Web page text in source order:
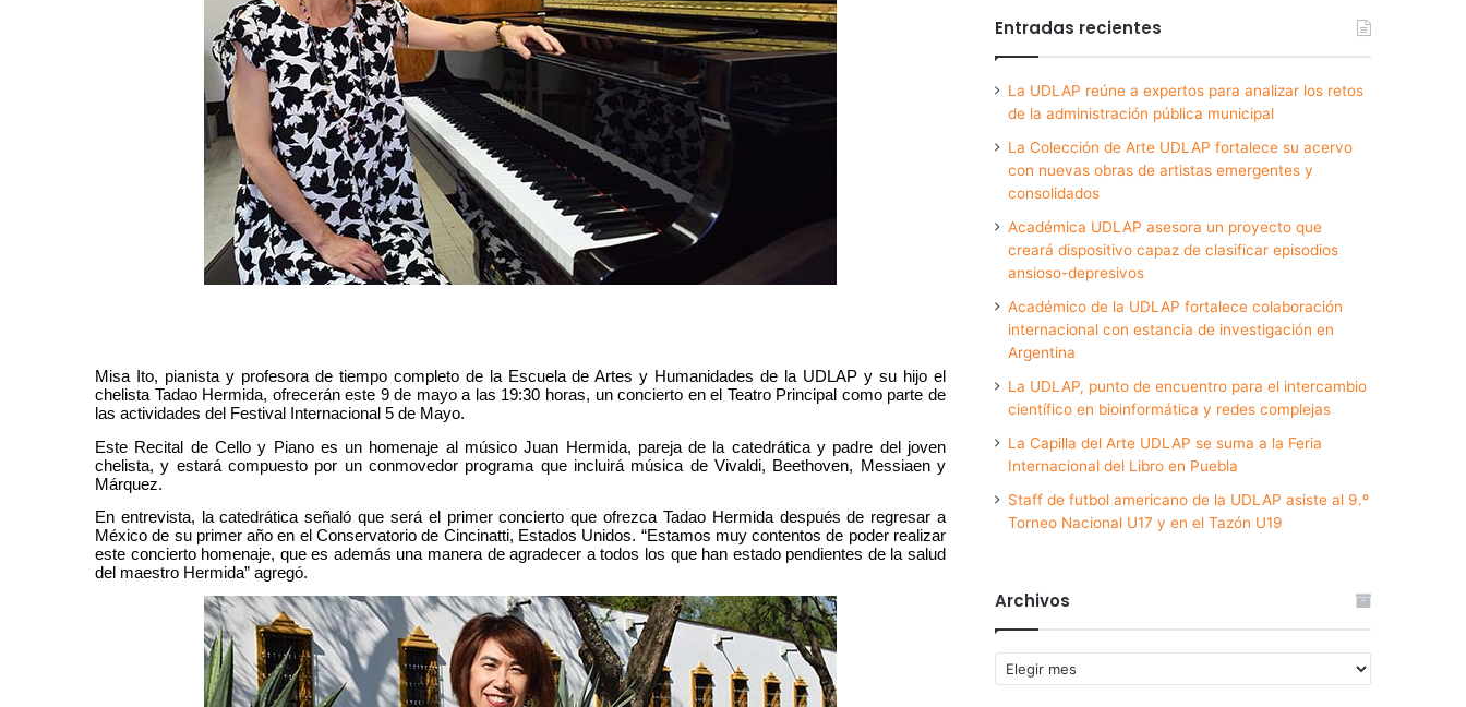
Misa Ito, pianista y profesora de tiempo completo de la Escuela de Artes y Humanidades de la UDLAP y su hijo el
chelista Tadao Hermida, ofrecerán este 9 de mayo a las 19:30 horas, un concierto en el Teatro Principal como parte de
las actividades del Festival Internacional 5 de Mayo.
Este Recital de Cello y Piano es un homenaje al músico Juan Hermida, pareja de la catedrática y padre del joven
chelista, y estará compuesto por un conmovedor programa que incluirá música de Vivaldi, Beethoven, Messiaen y
Márquez.
En entrevista, la catedrática señaló que será el primer concierto que ofrezca Tadao Hermida después de regresar a
México de su primer año en el Conservatorio de Cincinatti, Estados Unidos. “Estamos muy contentos de poder realizar
este concierto homenaje, que es además una manera de agradecer a todos los que han estado pendientes de la salud
del maestro Hermida” agregó.
Entradas recientes
La UDLAP reúne a expertos para analizar los retos
de la administración pública municipal
La Colección de Arte UDLAP fortalece su acervo
con nuevas obras de artistas emergentes y
consolidados
Académica UDLAP asesora un proyecto que
creará dispositivo capaz de clasificar episodios
ansioso-depresivos
Académico de la UDLAP fortalece colaboración
internacional con estancia de investigación en
Argentina
La UDLAP, punto de encuentro para el intercambio
científico en bioinformática y redes complejas
La Capilla del Arte UDLAP se suma a la Feria
Internacional del Libro en Puebla
Staff de futbol americano de la UDLAP asiste al 9.º
Torneo Nacional U17 y en el Tazón U19
Archivos
Archivos